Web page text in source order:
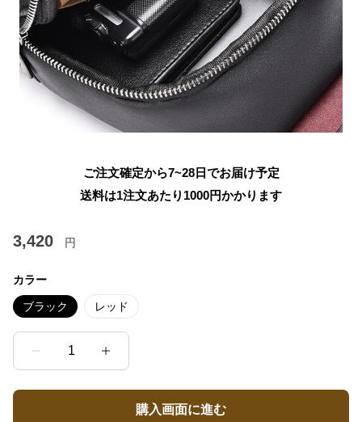
ご注文確定から7~28日でお届け予定
送料は1注文あたり 1000円かかります
3,420 円
カラー
ブラック レッド
1
購入画面に進む